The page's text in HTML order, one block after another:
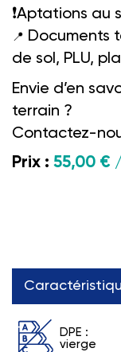
❗Aptations au
📍 Documents
de sol, PLU,
Envie d’en
terrain ?
Contactez-
Prix : 55,00 €
DPE :
vierge